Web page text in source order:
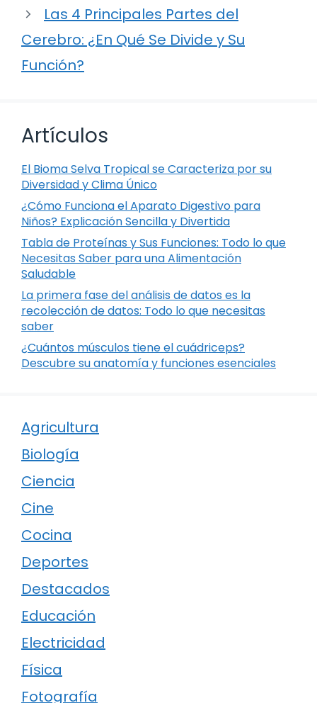
Las 4 Principales Partes del
Cerebro: ¿En Qué Se Divide y Su
Función?
Artículos
El Bioma Selva Tropical se Caracteriza por su
Diversidad y Clima Único
¿Cómo Funciona el Aparato Digestivo para
Niños? Explicación Sencilla y Divertida
Tabla de Proteínas y Sus Funciones: Todo lo que
Necesitas Saber para una Alimentación
Saludable
La primera fase del análisis de datos es la
recolección de datos: Todo lo que necesitas
saber
¿Cuántos músculos tiene el cuádriceps?
Descubre su anatomía y funciones esenciales
Agricultura
Biología
Ciencia
Cine
Cocina
Deportes
Destacados
Educación
Electricidad
Física
Fotografía